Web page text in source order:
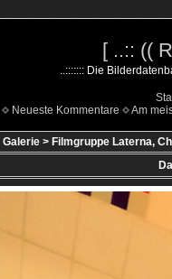
[ ..:: ((
..::::::: Die
Neueste Kommentare Am
Galerie> Filmgruppe Laterna,